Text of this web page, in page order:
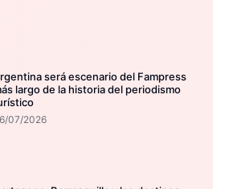
será escenario del Fampress
largo de la historia del periodismo
07/2026